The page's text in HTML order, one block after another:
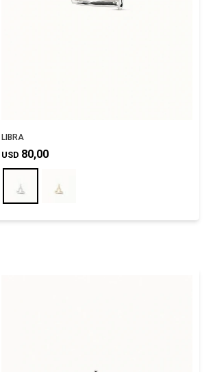
LIBRA
USD 80,00